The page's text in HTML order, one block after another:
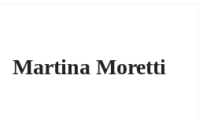
Martina Moretti